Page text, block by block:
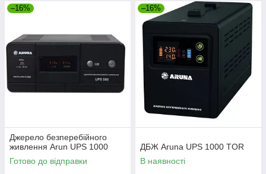
–16%
Джерело безперебійного
живлення Arun UPS 1000
Готово до відправки
–16%
ДБЖ Aruna UPS 1000 TOR
В наявності